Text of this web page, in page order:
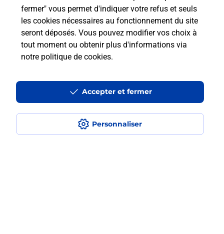
fermer" vous permet d'indiquer votre refus et seuls
les cookies nécessaires au fonctionnement du site
seront déposés. Vous pouvez modifier vos choix à
tout moment ou obtenir plus d'informations via
notre politique de cookies.
Personnaliser
Accepter et fermer
En savoir plus
Quel est le prix d’une numérisation ?